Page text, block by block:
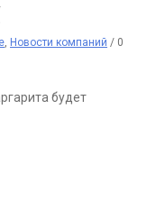
, Новости компаний / 0
будет